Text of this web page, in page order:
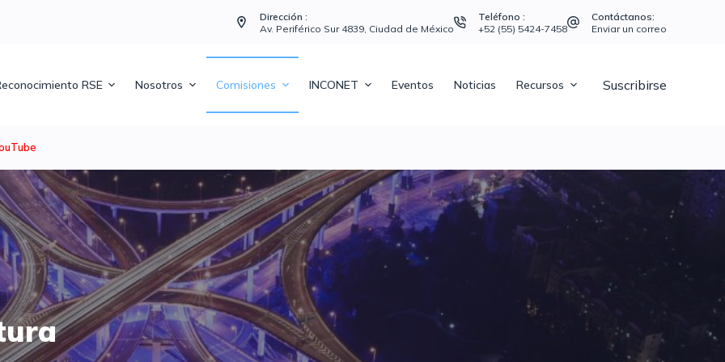
Dirección :
Av. Periférico Sur 4839, Ciudad de México
Teléfono :
+52 (55) 5424-7458
Contáctanos:
Enviar un correo
RSE Nosotros Comisiones INCONET Eventos Noticias Recursos Suscribirse